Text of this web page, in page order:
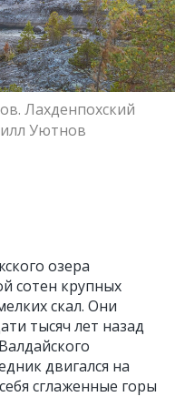
Лахденпохский
Уютнов
озера
сотен крупных
скал. Они
тысяч лет назад
двигался на
сглаженные горы